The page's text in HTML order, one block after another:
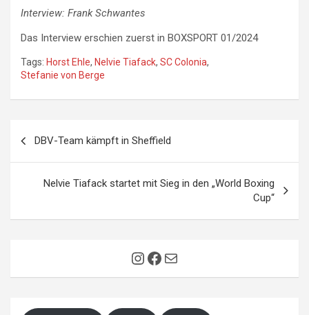
Interview: Frank Schwantes
Das Interview erschien zuerst in BOXSPORT 01/2024
Tags: Horst Ehle, Nelvie Tiafack, SC Colonia,
Stefanie von Berge
DBV-Team kämpft in Sheffield
Nelvie Tiafack startet mit Sieg in den „World Boxing
Cup“
Instagram
Facebook
E-Mail